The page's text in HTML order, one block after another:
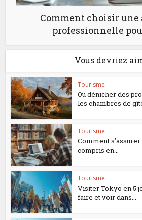
Comment choisir une
professionnelle
Vous devriez
Tourisme
Où dénicher des
les chambres de
Tourisme
Comment s’assurer
compris en...
Tourisme
Visiter Tokyo en 5
faire et voir dans...